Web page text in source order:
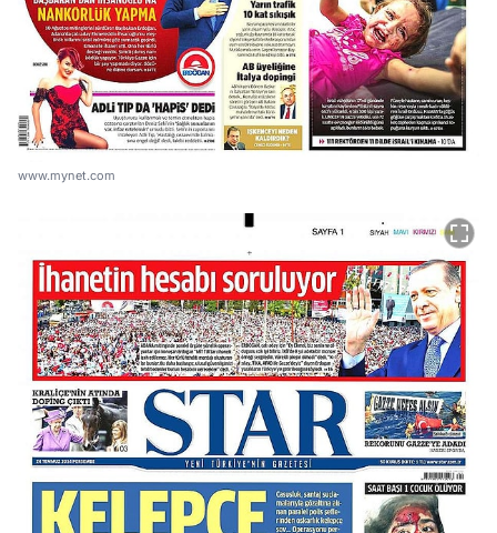
www.mynet.com